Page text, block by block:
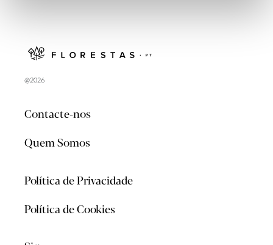
@2026
Contacte-nos
Quem Somos
Política de Privacidade
Política de Cookies